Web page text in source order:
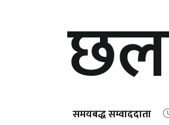
समयबद्ध सम्वाददाता